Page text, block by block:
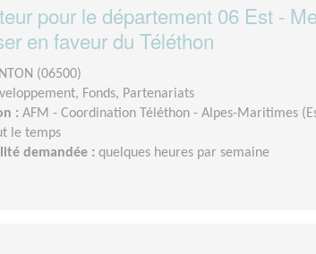
pour le département 06 Est -
en faveur du Téléthon
(06500)
Fonds, Partenariats
: AFM - Coordination Téléthon - Alpes-Maritimes
le temps
demandée : quelques heures par semaine